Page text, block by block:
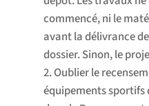
commencé, ni le
avant la délivrance
dossier. Sinon, le
Oublier le
équipements sportifs